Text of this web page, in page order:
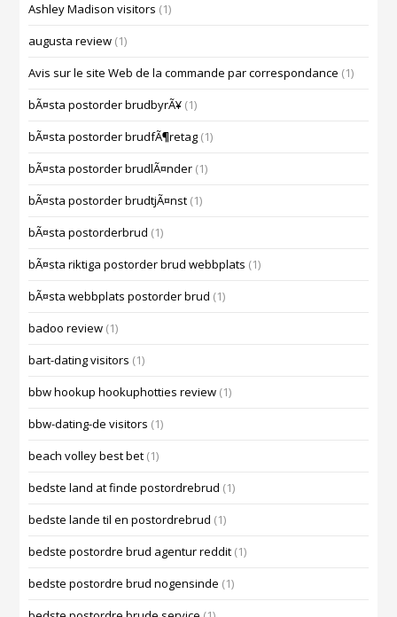
Ashley Madison visitors (1)
augusta review (1)
Avis sur le site Web de la commande par correspondance (1)
bÃ¤sta postorder brudbyrÃ¥ (1)
bÃ¤sta postorder brudfÃ¶retag (1)
bÃ¤sta postorder brudlÃ¤nder (1)
bÃ¤sta postorder brudtjÃ¤nst (1)
bÃ¤sta postorderbrud (1)
bÃ¤sta riktiga postorder brud webbplats (1)
bÃ¤sta webbplats postorder brud (1)
badoo review (1)
bart-dating visitors (1)
bbw hookup hookuphotties review (1)
bbw-dating-de visitors (1)
beach volley best bet (1)
bedste land at finde postordrebrud (1)
bedste lande til en postordrebrud (1)
bedste postordre brud agentur reddit (1)
bedste postordre brud nogensinde (1)